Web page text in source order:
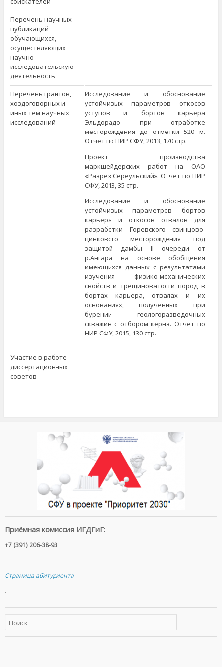
Перечень научных
публикаций
обучающихся,
осуществляющих
научно-
исследовательскую
деятельность
—
Перечень грантов,
хоздоговорных и
иных тем научных
исследований
Исследование и обоснование
устойчивых параметров откосов
уступов и бортов карьера
Эльдорадо при отработке
месторождения до отметки 520 м.
Отчет по НИР СФУ, 2013, 170 стр.
Проект производства
маркшейдерских работ на ОАО
«Разрез Сереульский». Отчет по НИР
СФУ, 2013, 35 стр.
Исследование и обоснование
устойчивых параметров бортов
карьера и откосов отвалов для
разработки Горевского свинцово-
цинкового месторождения под
защитой дамбы II очереди от
р.Ангара на основе обобщения
имеющихся данных с результатами
изучения физико-механических
свойств и трещиноватости пород в
бортах карьера, отвалах и их
основаниях, полученных при
бурении геологоразведочных
скважин с отбором керна. Отчет по
НИР СФУ, 2015, 130 стр.
Участие в работе
диссертационных
советов
—
Приёмная комиссия ИГДГиГ:
+7 (391) 206-38-93
Страница абитуриента
.